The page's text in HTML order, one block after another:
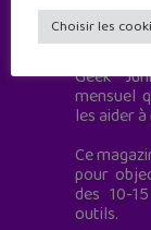
Geek
à
Geek
mensuel
les aider
Ce
pour
des 10-
outils.
Choisir les